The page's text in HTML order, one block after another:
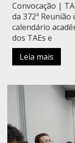
Convocação |
da 372ª
calendário
dos TAEs e
Leia mais